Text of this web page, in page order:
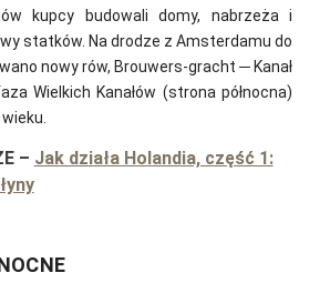
kupcy budowali domy, nabrzeża i
statków. Na drodze z Amsterdamu do
nowy rów, Brouwers-gracht ─ Kanał
Wielkich Kanałów (strona północna)
– Jak działa Holandia, część 1: